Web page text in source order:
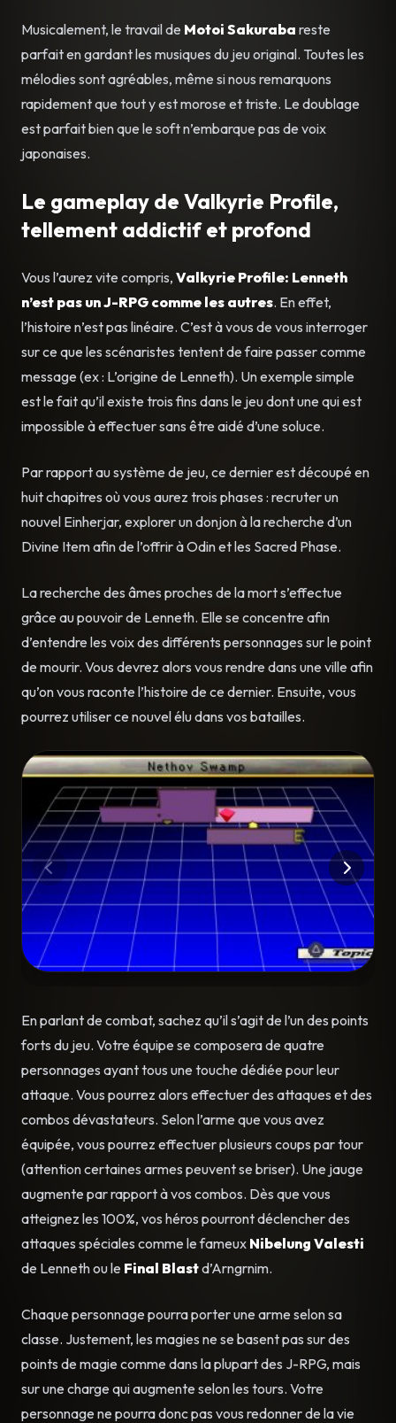
Musicalement, le travail de Motoi Sakuraba reste
parfait en gardant les musiques du jeu original. Toutes les
mélodies sont agréables, même si nous remarquons
rapidement que tout y est morose et triste. Le doublage
est parfait bien que le soft n’embarque pas de voix
japonaises.
Le gameplay de Valkyrie Profile,
tellement addictif et profond
Vous l’aurez vite compris, Valkyrie Profile: Lenneth
n’est pas un J-RPG comme les autres. En effet,
l’histoire n’est pas linéaire. C’est à vous de vous interroger
sur ce que les scénaristes tentent de faire passer comme
message (ex : L’origine de Lenneth). Un exemple simple
est le fait qu’il existe trois fins dans le jeu dont une qui est
impossible à effectuer sans être aidé d’une soluce.
Par rapport au système de jeu, ce dernier est découpé en
huit chapitres où vous aurez trois phases : recruter un
nouvel Einherjar, explorer un donjon à la recherche d’un
Divine Item afin de l’offrir à Odin et les Sacred Phase.
La recherche des âmes proches de la mort s’effectue
grâce au pouvoir de Lenneth. Elle se concentre afin
d’entendre les voix des différents personnages sur le point
de mourir. Vous devrez alors vous rendre dans une ville afin
qu’on vous raconte l’histoire de ce dernier. Ensuite, vous
pourrez utiliser ce nouvel élu dans vos batailles.
En parlant de combat, sachez qu’il s’agit de l’un des points
forts du jeu. Votre équipe se composera de quatre
personnages ayant tous une touche dédiée pour leur
attaque. Vous pourrez alors effectuer des attaques et des
combos dévastateurs. Selon l’arme que vous avez
équipée, vous pourrez effectuer plusieurs coups par tour
(attention certaines armes peuvent se briser). Une jauge
augmente par rapport à vos combos. Dès que vous
atteignez les 100%, vos héros pourront déclencher des
attaques spéciales comme le fameux Nibelung Valesti
de Lenneth ou le Final Blastd’Arngrnim.
Chaque personnage pourra porter une arme selon sa
classe. Justement, les magies ne se basent pas sur des
points de magie comme dans la plupart des J-RPG, mais
sur une charge qui augmente selon les tours. Votre
personnage ne pourra donc pas vous redonner de la vie